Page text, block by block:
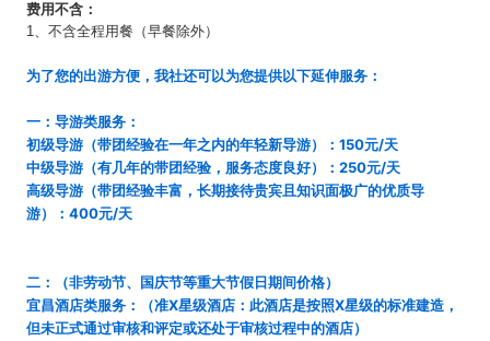
费用不含：
1、不含全程用餐（早餐除外）
为了您的出游方便，我社还可以为您提供以下延伸服务：
一：导游类服务：
初级导游（带团经验在一年之内的年轻新导游）：150元/天
中级导游（有几年的带团经验，服务态度良好）：250元/天
高级导游（带团经验丰富，长期接待贵宾且知识面极广的优质导
游）：400元/天
二：（非劳动节、国庆节等重大节假日期间价格）
宜昌酒店类服务：（准X星级酒店：此酒店是按照X星级的标准建造，
但未正式通过审核和评定或还处于审核过程中的酒店）